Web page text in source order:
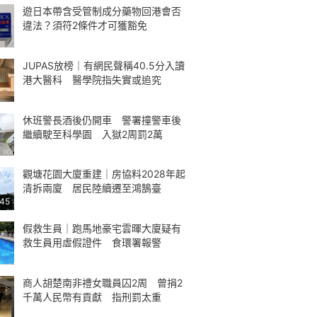
遊日本帶含受管制成分藥物回港會否
違法？須符2條件才可獲豁免
JUPAS放榜｜有網民聲稱40.5分入讀
港大醫科 醫學院指失實或追究
休班警長酒後仍開車 警署撞警車後
繼續駛至科學園 入獄2周罰2萬
觀塘花園大廈重建｜房協料2028年起
清拆兩廈 居民陸續遷至鴻鵠臺
假救生員｜跑馬地豪宅雲暉大廈疑有
救生員用虛假證件 食環署報警
商人胡楚南非禮女職員囚2周 曾捐2
千萬人民幣有貢獻 指刑罰太重